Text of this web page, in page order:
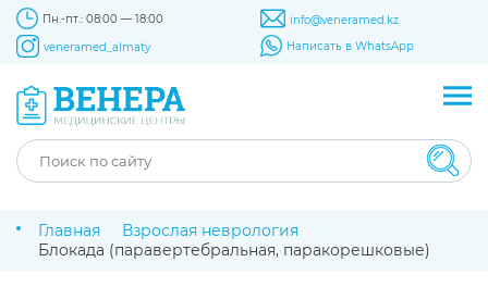
Пн.-пт.: 08:00 — 18:00
info@veneramed.kz
veneramed_almaty
Написать в WhatsApp
Главная
Взрослая неврология
Блокада (паравертебральная, паракорешковые)